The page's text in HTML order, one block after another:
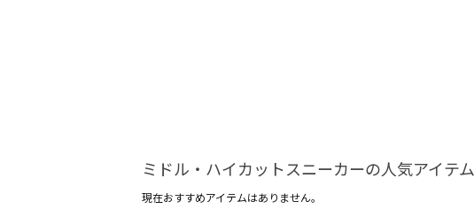
ミドル・ハイカットスニーカーの人気アイテム
現在おすすめアイテムはありません。